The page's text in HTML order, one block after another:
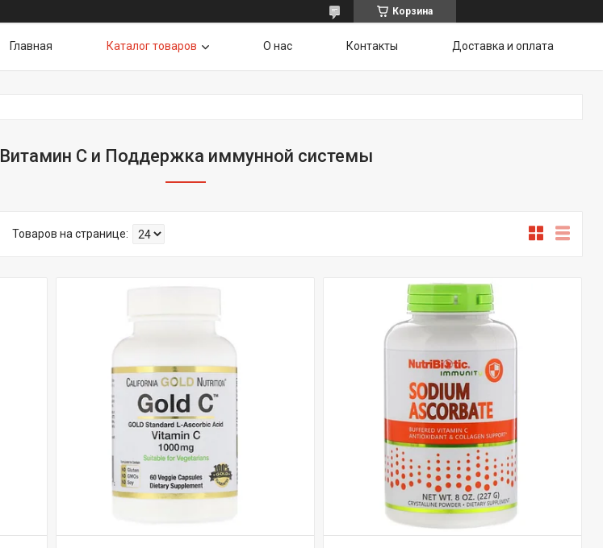
Корзина
Главная Каталог товаров О нас Контакты Доставка и оплата
Витамин С и Поддержка иммунной системы